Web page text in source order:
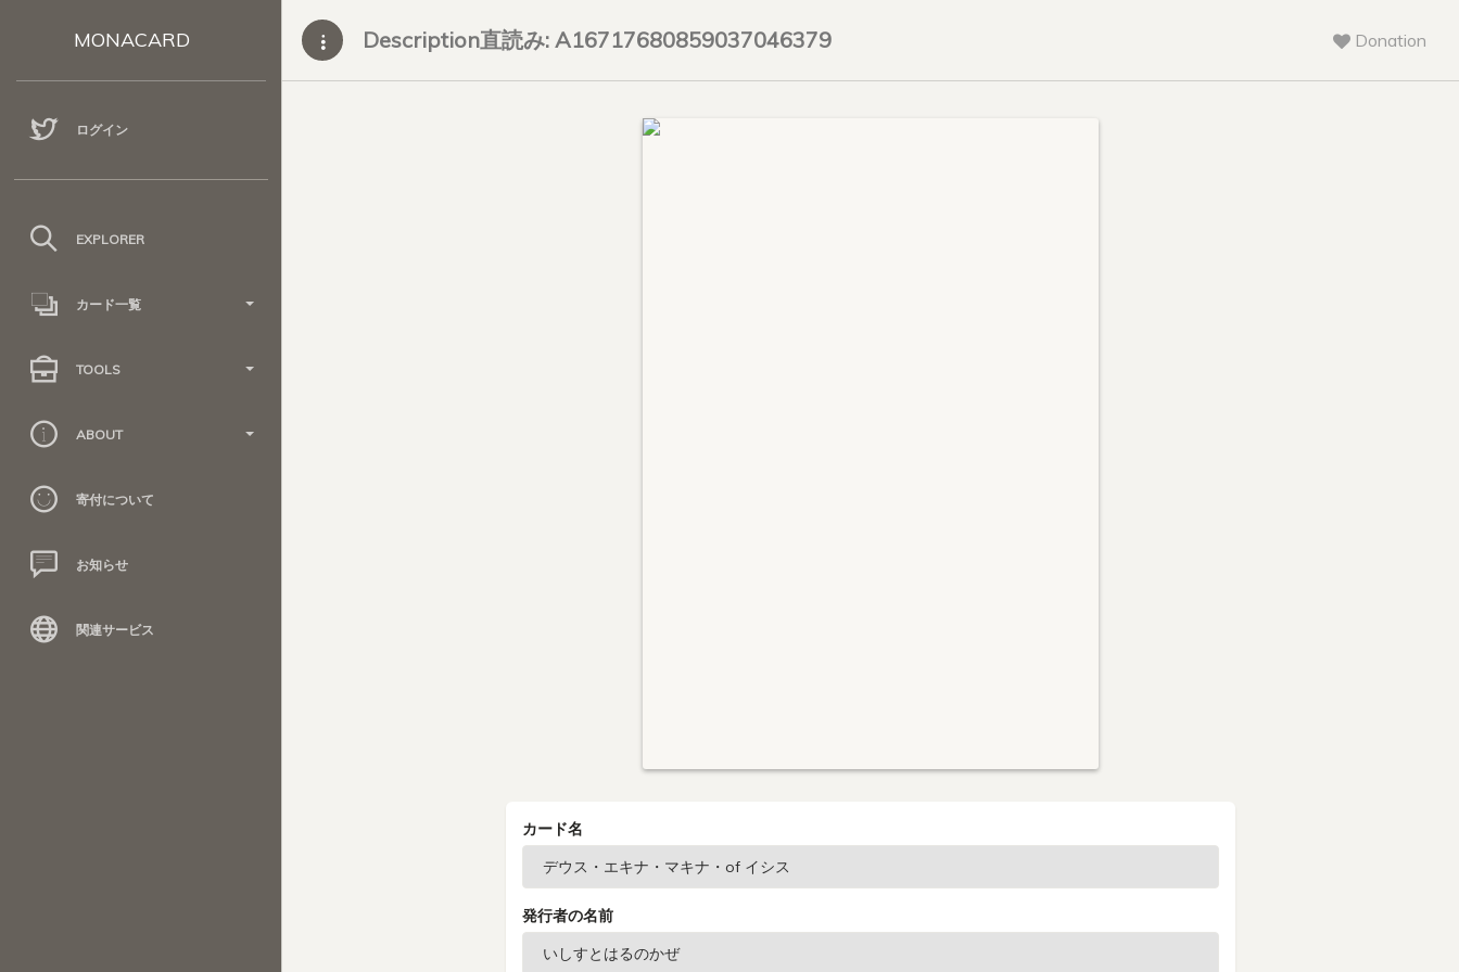
MONACARD
ログイン
EXPLORER
カード一覧
TOOLS
ABOUT
寄付について
お知らせ
関連サービス
Description直読み: A16717680859037046379 Donation
カード名
発行者の名前